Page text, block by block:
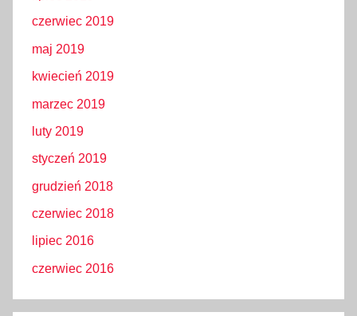
czerwiec 2019
maj 2019
kwiecień 2019
marzec 2019
luty 2019
styczeń 2019
grudzień 2018
czerwiec 2018
lipiec 2016
czerwiec 2016